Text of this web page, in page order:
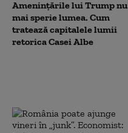
Amenințările lui Trump nu
mai sperie lumea. Cum
tratează capitalele lumii
retorica Casei Albe